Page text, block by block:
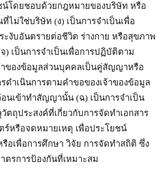
น์โดยชอบด้วยกฎหมายของบริษัท หรือ
ไม่ใช่บริษัท (ง) เป็นการจำเป็นเพื่อ
ะงับอันตรายต่อชีวิต ร่างกาย หรือสุขภาพ
) เป็นการจำเป็นเพื่อการปฏิบัติตาม
ของข้อมูลส่วนบุคคลเป็นคู่สัญญาหรือ
รดำเนินการตามคำขอของเจ้าของข้อมูล
นเข้าทำสัญญานั้น (ฉ) เป็นการจำเป็น
วัตถุประสงค์ที่เกี่ยวกับการจัดทำเอกสาร
ร์หรือจดหมายเหตุ เพื่อประโยชน์
อเพื่อการศึกษา วิจัย การจัดทำสถิติ ซึ่ง
ตรการป้องกันที่เหมาะสม